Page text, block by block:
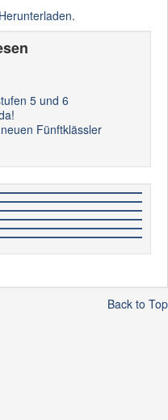
5 und 6
Fünftklässler
Back to Top